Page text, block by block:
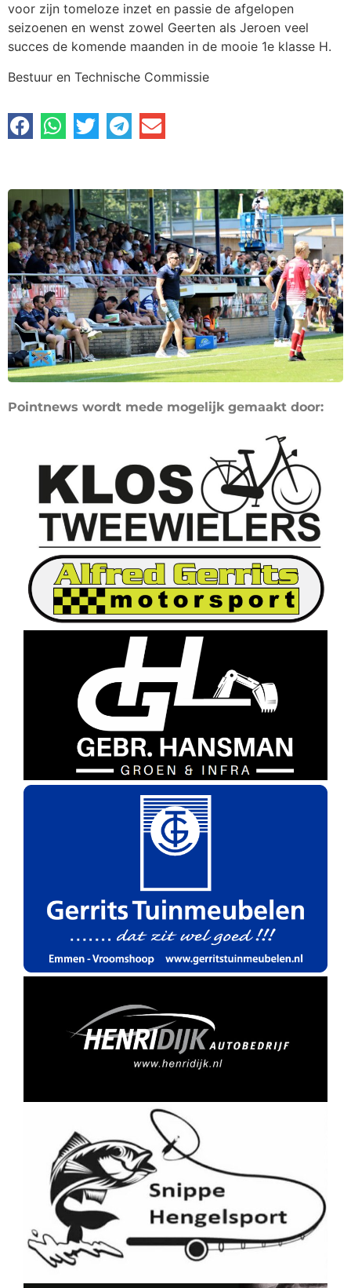
voor zijn tomeloze inzet en passie de afgelopen
seizoenen en wenst zowel Geerten als Jeroen veel
succes de komende maanden in de mooie 1e klasse H.
Bestuur en Technische Commissie
Pointnews wordt mede mogelijk gemaakt door: